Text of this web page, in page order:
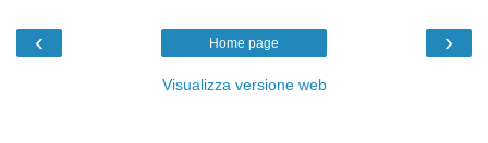
‹ ›
Home page
Visualizza versione web